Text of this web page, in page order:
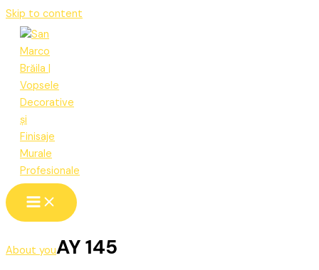
Skip to content
About youAY 145